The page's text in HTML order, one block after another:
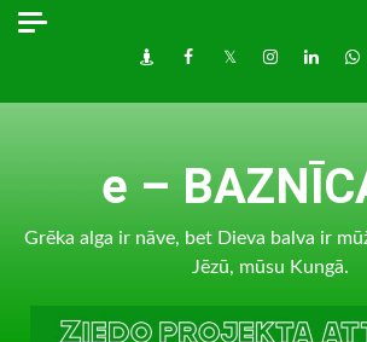
Skip
DraugiemFacebook
TwitterInstagram
e –
Grēka alga ir nāve, bet Dieva balva ir
Jēzū, mūsu Kungā.